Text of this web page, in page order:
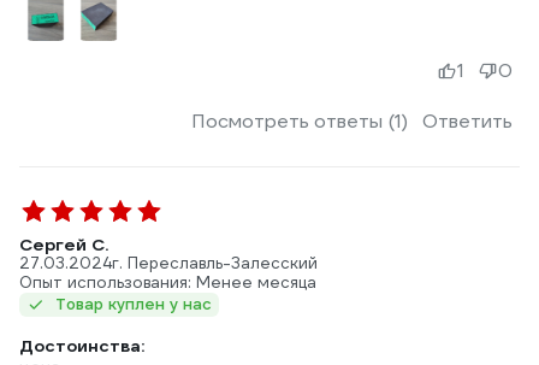
Посмотреть ответы (1) Ответить
1 0
Сергей С.
27.03.2024г. Переславль-Залесский
Опыт использования: Менее месяца
Товар куплен у нас
Достоинства: